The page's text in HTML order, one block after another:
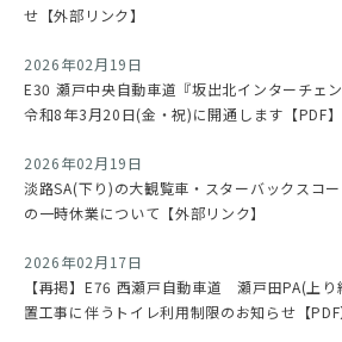
せ【外部リンク】
2026年02月19日
E30 瀬戸中央自動車道『坂出北インターチェ
令和8年3月20日(金・祝)に開通します【PDF】
2026年02月19日
淡路SA(下り)の大観覧車・スターバックスコ
の一時休業について【外部リンク】
2026年02月17日
【再掲】E76 西瀬戸自動車道 瀬戸田PA(上
置工事に伴うトイレ利用制限のお知らせ【PDF